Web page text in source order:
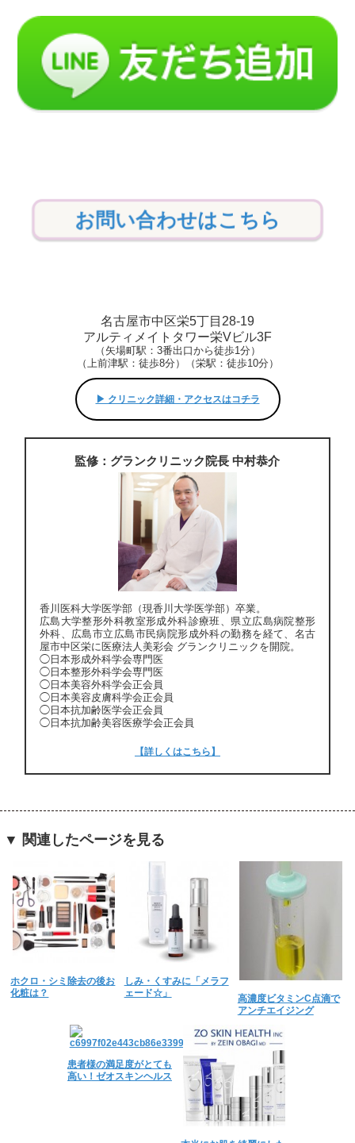
お問い合わせはこちら
名古屋市中区栄5丁目28-19
アルティメイトタワー栄Vビル3F
（矢場町駅：3番出口から徒歩1分）
（上前津駅：徒歩8分）（栄駅：徒歩10分）
▶︎ クリニック詳細・アクセスはコチラ
監修：グランクリニック院長 中村恭介
香川医科大学医学部（現香川大学医学部）卒業。
広島大学整形外科教室形成外科診療班、県立広島病院整形
外科、広島市立広島市民病院形成外科の勤務を経て、名古
屋市中区栄に医療法人美彩会 グランクリニックを開院。
◯日本形成外科学会専門医
◯日本整形外科学会専門医
◯日本美容外科学会正会員
◯日本美容皮膚科学会正会員
◯日本抗加齢医学会正会員
◯日本抗加齢美容医療学会正会員
【詳しくはこちら】
▼ 関連したページを見る
ホクロ・シミ除去の後お
化粧は？
しみ・くすみに「メラフ
ェード☆」
高濃度ビタミンC点滴で
アンチエイジング
患者様の満足度がとても
高い！ゼオスキンヘルス